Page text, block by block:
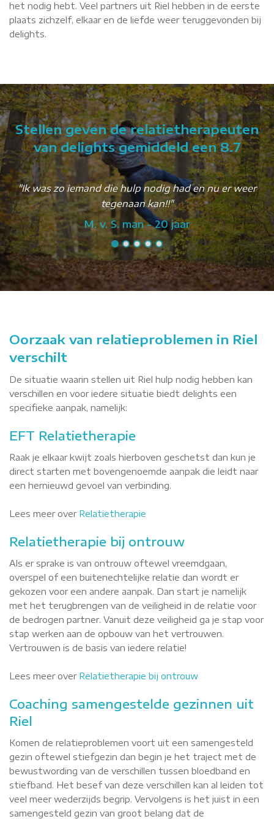
het nodig hebt. Veel partners uit Riel hebben in de eerste
plaats zichzelf, elkaar en de liefde weer teruggevonden bij
delights.
Stellen geven de relatietherapeuten
van delights gemiddeld een 8.7
"Ik was zo iemand die hulp nodig had en nu er weer
tegenaan kan!!"
M. v. S. man - 20 jaar
Oorzaak van relatieproblemen in Riel
verschilt
De situatie waarin stellen uit Riel hulp nodig hebben kan
verschillen en voor iedere situatie biedt delights een
specifieke aanpak, namelijk:
EFT Relatietherapie
Raak je elkaar kwijt zoals hierboven geschetst dan kun je
direct starten met bovengenoemde aanpak die leidt naar
een hernieuwd gevoel van verbinding.
Lees meer over Relatietherapie
Relatietherapie bij ontrouw
Als er sprake is van ontrouw oftewel vreemdgaan,
overspel of een buitenechtelijke relatie dan wordt er
gekozen voor een andere aanpak. Dan start je namelijk
met het terugbrengen van de veiligheid in de relatie voor
de bedrogen partner. Vanuit deze veiligheid ga je stap voor
stap werken aan de opbouw van het vertrouwen.
Vertrouwen is de basis van iedere relatie!
Lees meer over Relatietherapie bij ontrouw
Coaching samengestelde gezinnen uit
Riel
Komen de relatieproblemen voort uit een samengesteld
gezin oftewel stiefgezin dan begin je het traject met de
bewustwording van de verschillen tussen bloedband en
stiefband. Het besef van deze verschillen kan al leiden tot
veel meer wederzijds begrip. Vervolgens is het juist in een
samengesteld gezin van groot belang dat de